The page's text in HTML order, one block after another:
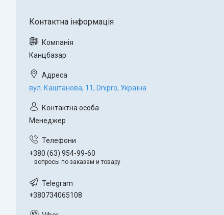
Канцбазар
вул. Каштанова, 11, Dnipro, Україна
Менеджер
+380 (63) 954-99-60
вопросы по заказам и товару
+380734065108